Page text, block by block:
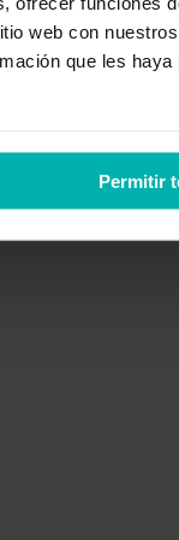
web con
que les haya
Permitir